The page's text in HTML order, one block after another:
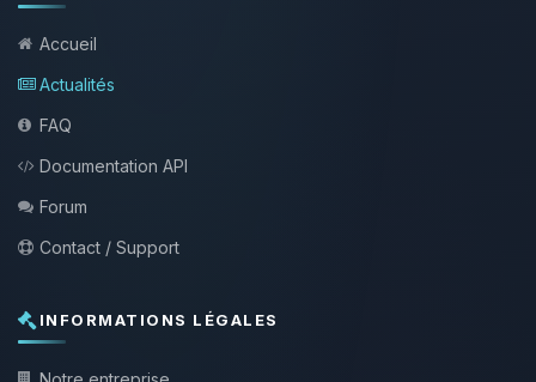
Accueil
Actualités
FAQ
Documentation API
Forum
Contact / Support
INFORMATIONS LÉGALES